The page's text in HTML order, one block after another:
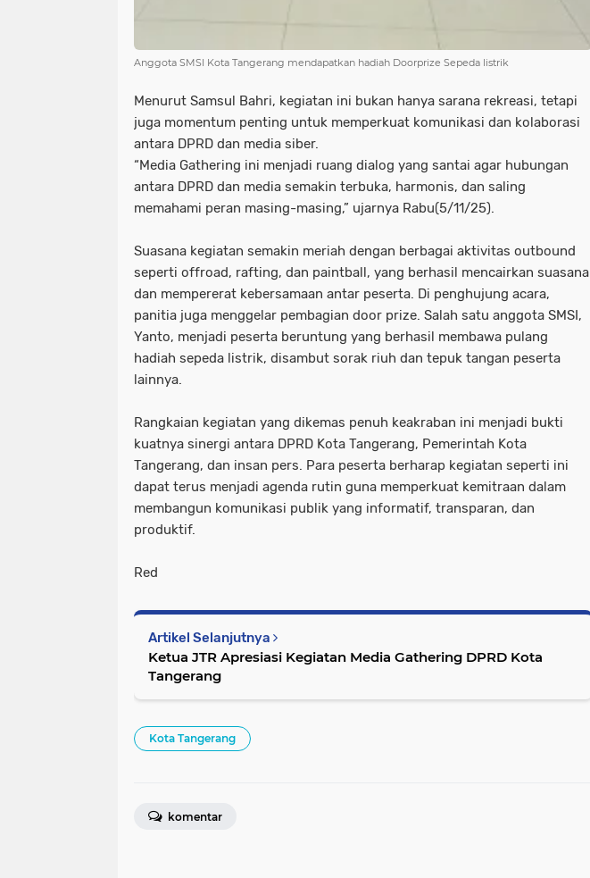
Anggota SMSI Kota Tangerang mendapatkan hadiah Doorprize Sepeda listrik
Menurut Samsul Bahri, kegiatan ini bukan hanya sarana rekreasi, tetapi
juga momentum penting untuk memperkuat komunikasi dan kolaborasi
antara DPRD dan media siber.
“Media Gathering ini menjadi ruang dialog yang santai agar hubungan
antara DPRD dan media semakin terbuka, harmonis, dan saling
memahami peran masing-masing,” ujarnya Rabu(5/11/25).
Suasana kegiatan semakin meriah dengan berbagai aktivitas outbound
seperti offroad, rafting, dan paintball, yang berhasil mencairkan suasana
dan mempererat kebersamaan antar peserta. Di penghujung acara,
panitia juga menggelar pembagian door prize. Salah satu anggota SMSI,
Yanto, menjadi peserta beruntung yang berhasil membawa pulang
hadiah sepeda listrik, disambut sorak riuh dan tepuk tangan peserta
lainnya.
Rangkaian kegiatan yang dikemas penuh keakraban ini menjadi bukti
kuatnya sinergi antara DPRD Kota Tangerang, Pemerintah Kota
Tangerang, dan insan pers. Para peserta berharap kegiatan seperti ini
dapat terus menjadi agenda rutin guna memperkuat kemitraan dalam
membangun komunikasi publik yang informatif, transparan, dan
produktif.
Red
Artikel Selanjutnya
Ketua JTR Apresiasi Kegiatan Media Gathering DPRD Kota
Tangerang
Kota Tangerang
komentar